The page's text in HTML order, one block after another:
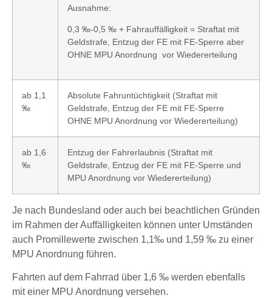
Ausnahme:
0,3 ‰-0,5 ‰ + Fahrauffälligkeit = Straftat mit
Geldstrafe, Entzug der FE mit FE-Sperre aber
OHNE MPU Anordnung vor Wiedererteilung
ab 1,1
‰
Absolute Fahruntüchtigkeit (Straftat mit
Geldstrafe, Entzug der FE mit FE-Sperre
OHNE MPU Anordnung vor Wiedererteilung)
ab 1,6
‰
Entzug der Fahrerlaubnis (Straftat mit
Geldstrafe, Entzug der FE mit FE-Sperre und
MPU Anordnung vor Wiedererteilung)
Je nach Bundesland oder auch bei beachtlichen Gründen
im Rahmen der Auffälligkeiten können unter Umständen
auch Promillewerte zwischen 1,1‰ und 1,59 ‰ zu einer
MPU Anordnung führen.
Fahrten auf dem Fahrrad über 1,6 ‰ werden ebenfalls
mit einer MPU Anordnung versehen.